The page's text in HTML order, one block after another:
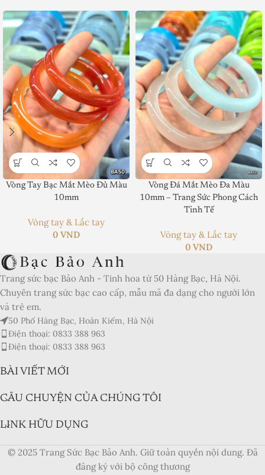
Product SKU:
Product Brand:
Product Currency:
Product In-Stock:
Xếp hạng của biên tập viên:
5
Vòng Tay Bạc Mắt Mèo Đủ Màu
10mm
Vòng tay & Lắc tay
0 VND
Vòng Đá Mắt Mèo Đa Màu
10mm – Trang Sức Phong Cách
Tinh Tế
Vòng tay & Lắc tay
0 VND
Trang sức bạc Bảo Anh - Tinh hoa từ 50 Hàng Bạc, Hà Nội.
Chuyên trang sức bạc cao cấp, mẫu mã đa dạng cho người lớn
và trẻ em.
50 Phố Hàng Bạc, Hoàn Kiếm, Hà Nội
Điện thoại: 0833 388 963
Điện thoại: 0833 388 963
BÀI VIẾT MỚI
CÂU CHUYỆN CỦA CHÚNG TÔI
LINK HỮU DỤNG
© 2025 Trang Sức Bạc Bảo Anh. Giữ toàn quyền nội dung. Đã
đăng ký với bộ công thương